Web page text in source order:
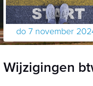
do 7 november
Wijzigingen